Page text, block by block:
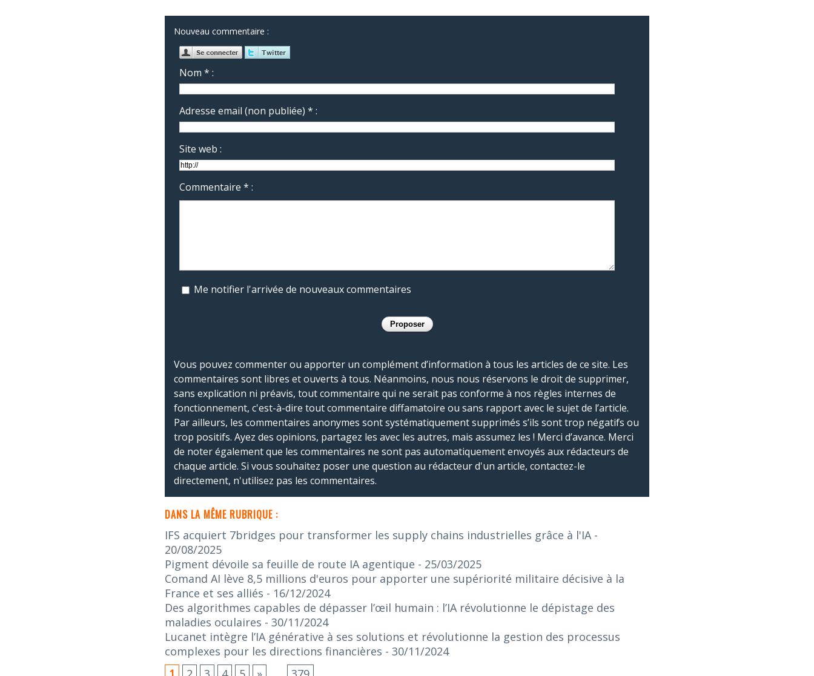
Nouveau commentaire :
Nom * :
Adresse email (non publiée) * :
Site web :
Commentaire * :
Me notifier l'arrivée de nouveaux commentaires
Vous pouvez commenter ou apporter un complément d’information à tous les articles de ce site. Les
commentaires sont libres et ouverts à tous. Néanmoins, nous nous réservons le droit de supprimer,
sans explication ni préavis, tout commentaire qui ne serait pas conforme à nos règles internes de
fonctionnement, c'est-à-dire tout commentaire diffamatoire ou sans rapport avec le sujet de l’article.
Par ailleurs, les commentaires anonymes sont systématiquement supprimés s’ils sont trop négatifs ou
trop positifs. Ayez des opinions, partagez les avec les autres, mais assumez les ! Merci d’avance. Merci
de noter également que les commentaires ne sont pas automatiquement envoyés aux rédacteurs de
chaque article. Si vous souhaitez poser une question au rédacteur d'un article, contactez-le
directement, n'utilisez pas les commentaires.
DANS LA MÊME RUBRIQUE :
IFS acquiert 7bridges pour transformer les supply chains industrielles grâce à l'IA -
20/08/2025
Pigment dévoile sa feuille de route IA agentique - 25/03/2025
Comand AI lève 8,5 millions d'euros pour apporter une supériorité militaire décisive à la
France et ses alliés - 16/12/2024
Des algorithmes capables de dépasser l’œil humain : l’IA révolutionne le dépistage des
maladies oculaires - 30/11/2024
Lucanet intègre l’IA générative à ses solutions et révolutionne la gestion des processus
complexes pour les directions financières - 30/11/2024